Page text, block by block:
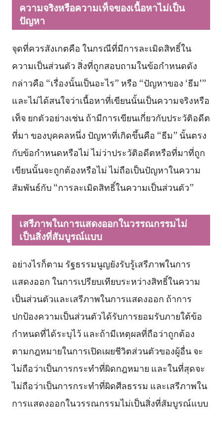
ความจริงหรือความเท็จของเนื้อหาไม่เป็น
ปัญหา
จุดที่ควรสังเกตคือ ในกรณีที่มีการละเมิดสิทธิ์ใน
ความเป็นส่วนตัว สิ่งที่ถูกสอบถามในข้อกำหนดดัง
กล่าวคือ “เรื่องนั้นเป็นอะไร” หรือ “ปัญหาของ ‘ธีม'”
และไม่ได้สนใจว่าเนื้อหาที่เขียนนั้นเป็นความจริงหรือ
เท็จ ยกตัวอย่างเช่น ถ้ามีการเขียนเกี่ยวกับประวัติอดีต
ที่มา ของบุคคลหนึ่ง ปัญหาที่เกิดขึ้นคือ “ธีม” นั้นตรง
กับข้อกำหนดหรือไม่ ไม่ว่าประวัติอดีตหรือที่มาที่ถูก
เขียนนั้นจะถูกต้องหรือไม่ ไม่ถือเป็นปัญหาในความ
สัมพันธ์กับ “การละเมิดสิทธิ์ในความเป็นส่วนตัว”
เสรีภาพในการแสดงออกในวรรณกรรมไม่
เป็นสิ่งที่สัมบูรณ์แบบ
อย่างไรก็ตาม รัฐธรรมนูญยังรับรู้เสรีภาพในการ
แสดงออก ในการเปรียบเทียบระหว่างสิทธิ์ในความ
เป็นส่วนตัวและเสรีภาพในการแสดงออก ถ้าการ
ปกป้องความเป็นส่วนตัวได้รับการยอมรับภายใต้ข้อ
กำหนดที่ได้ระบุไว้ และถ้ามีเหตุผลที่ถือว่าถูกต้อง
ตามกฎหมายในการเปิดเผยชีวิตส่วนตัวของผู้อื่น จะ
ไม่ถือว่าเป็นการกระทำที่ผิดกฎหมาย และในที่สุดจะ
ไม่ถือว่าเป็นการกระทำที่ผิดศีลธรรม และเสรีภาพใน
การแสดงออกในวรรณกรรมไม่เป็นสิ่งที่สัมบูรณ์แบบ